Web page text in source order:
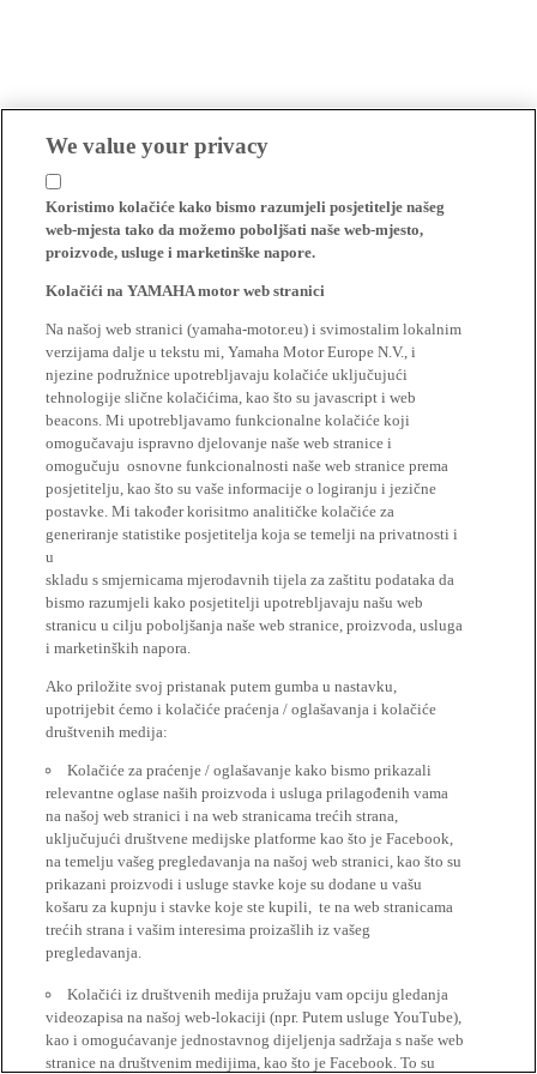
We value your privacy
Koristimo kolačiće kako bismo razumjeli posjetitelje našeg
web-mjesta tako da možemo poboljšati naše web-mjesto,
proizvode, usluge i marketinške napore.
Kolačići na YAMAHA motor web stranici
Na našoj web stranici (yamaha-motor.eu) i svimostalim lokalnim
verzijama dalje u tekstu mi, Yamaha Motor Europe N.V., i
njezine podružnice upotrebljavaju kolačiće uključujući
tehnologije slične kolačićima, kao što su javascript i web
beacons. Mi upotrebljavamo funkcionalne kolačiće koji
omogučavaju ispravno djelovanje naše web stranice i
omogučuju osnovne funkcionalnosti naše web stranice prema
posjetitelju, kao što su vaše informacije o logiranju i jezične
postavke. Mi također korisitmo analitičke kolačiće za
generiranje statistike posjetitelja koja se temelji na privatnosti i
u
skladu s smjernicama mjerodavnih tijela za zaštitu podataka da
bismo razumjeli kako posjetitelji upotrebljavaju našu web
stranicu u cilju poboljšanja naše web stranice, proizvoda, usluga
i marketinških napora.
Ako priložite svoj pristanak putem gumba u nastavku,
upotrijebit ćemo i kolačiće praćenja / oglašavanja i kolačiće
društvenih medija:
Kolačiće za praćenje / oglašavanje kako bismo prikazali
relevantne oglase naših proizvoda i usluga prilagođenih vama
na našoj web stranici i na web stranicama trećih strana,
uključujući društvene medijske platforme kao što je Facebook,
na temelju vašeg pregledavanja na našoj web stranici, kao što su
prikazani proizvodi i usluge stavke koje su dodane u vašu
košaru za kupnju i stavke koje ste kupili, te na web stranicama
trećih strana i vašim interesima proizašlih iz vašeg
pregledavanja.
Kolačići iz društvenih medija pružaju vam opciju gledanja
videozapisa na našoj web-lokaciji (npr. Putem usluge YouTube),
kao i omogućavanje jednostavnog dijeljenja sadržaja s naše web
stranice na društvenim medijima, kao što je Facebook. To su